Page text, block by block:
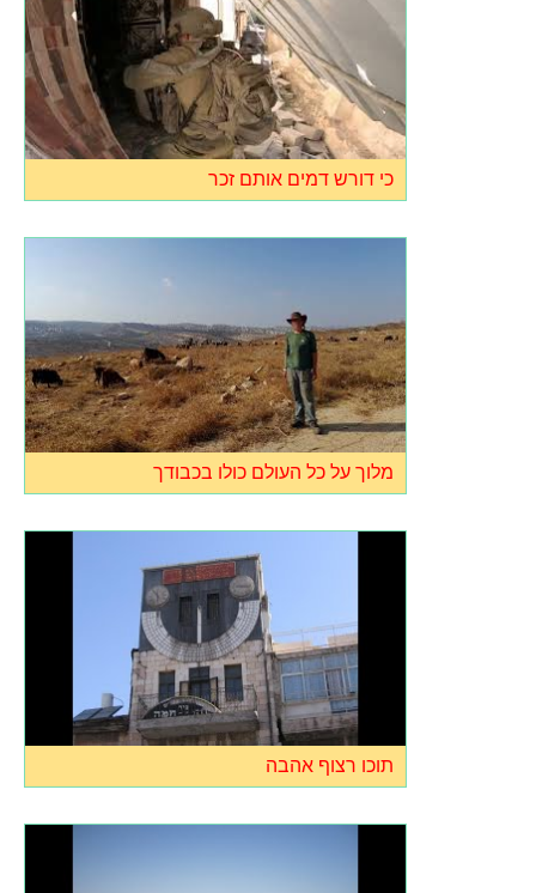
כי דורש דמים אותם זכר
מלוך על כל העולם כולו בכבודך
תוכו רצוף אהבה